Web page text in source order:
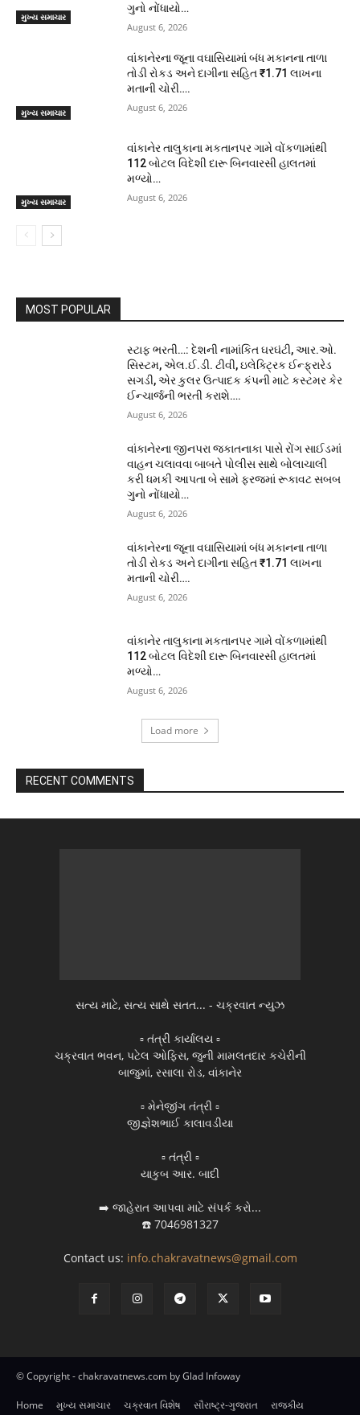
મુખ્ય સમાચાર
ગુનો નોંધાયો…
August 6, 2026
મુખ્ય સમાચાર
વાંકાનેરના જૂના વઘાસિયામાં બંધ મકાનના તાળા
તોડી રોકડ અને દાગીના સહિત ₹1.71 લાખના
મતાની ચોરી….
August 6, 2026
મુખ્ય સમાચાર
વાંકાનેર તાલુકાના મકતાનપર ગામે વોંકળામાંથી
112 બોટલ વિદેશી દારૂ બિનવારસી હાલતમાં
મળ્યો…
August 6, 2026
MOST POPULAR
સ્ટાફ ભરતી…: દેશની નામાંકિત ઘરઘંટી, આર.ઓ.
સિસ્ટમ, એલ.ઈ.ડી. ટીવી, ઇલેક્ટ્રિક ઈન્ફ્રારેડ
સગડી, એર કુલર ઉત્પાદક કંપની માટે કસ્ટમર કેર
ઈન્ચાર્જની ભરતી કરાશે….
August 6, 2026
વાંકાનેરના જીનપરા જકાતનાકા પાસે રોંગ સાઈડમાં
વાહન ચલાવવા બાબતે પોલીસ સાથે બોલાચાલી
કરી ધમકી આપતા બે સામે ફરજમાં રૂકાવટ સબબ
ગુનો નોંધાયો…
August 6, 2026
વાંકાનેરના જૂના વઘાસિયામાં બંધ મકાનના તાળા
તોડી રોકડ અને દાગીના સહિત ₹1.71 લાખના
મતાની ચોરી….
August 6, 2026
વાંકાનેર તાલુકાના મકતાનપર ગામે વોંકળામાંથી
112 બોટલ વિદેશી દારૂ બિનવારસી હાલતમાં
મળ્યો…
August 6, 2026
Load more
RECENT COMMENTS
સત્ય માટે, સત્ય સાથે સતત... - ચક્રવાત ન્યુઝ
▫️ તંત્રી કાર્યાલય ▫️
ચક્રવાત ભવન, પટેલ ઓફિસ, જુની મામલતદાર કચેરીની
બાજુમાં, રસાલા રોડ, વાંકાનેર
▫️ મેનેજીંગ તંત્રી ▫️
જીજ્ઞેશભાઈ કાલાવડીયા
▫️ તંત્રી ▫️
યાકુબ આર. બાદી
➡️ જાહેરાત આપવા માટે સંપર્ક કરો...
☎️ 7046981327
Contact us: info.chakravatnews@gmail.com
© Copyright - chakravatnews.com by Glad Infoway
Home મુખ્ય સમાચાર ચક્રવાત વિશેષ સૌરાષ્ટ્ર-ગુજરાત
રાજકીય